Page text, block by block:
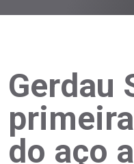
Gerdau
do aço